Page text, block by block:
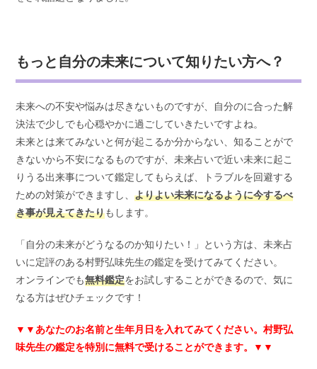
もっと自分の未来について知りたい方へ？
未来への不安や悩みは尽きないものですが、自分のに合った解
決法で少しでも心穏やかに過ごしていきたいですよね。
未来とは来てみないと何が起こるか分からない、知ることがで
きないから不安になるものですが、未来占いで近い未来に起こ
りうる出来事について鑑定してもらえば、トラブルを回避する
ための対策ができますし、よりよい未来になるように今するべ
き事が見えてきたりもします。
「自分の未来がどうなるのか知りたい！」という方は、未来占
いに定評のある村野弘味先生の鑑定を受けてみてください。
オンラインでも無料鑑定をお試しすることができるので、気に
なる方はぜひチェックです！
▼▼あなたのお名前と生年月日を入れてみてください。村野弘
味先生の鑑定を特別に無料で受けることができます。▼▼